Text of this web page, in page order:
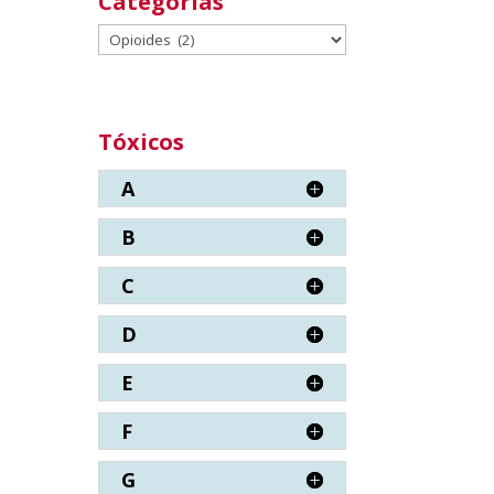
Categorías
Tóxicos
A
B
C
D
E
F
G